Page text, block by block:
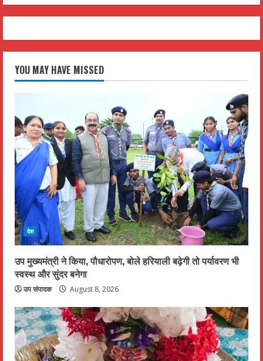
YOU MAY HAVE MISSED
देश
उप मुख्यमंत्री ने किया, पौधारोपण, बोले हरियाली बढ़ेगी तो पर्यावरण भी
स्वस्थ और सुंदर बनेगा
उप संपादक August 8, 2026